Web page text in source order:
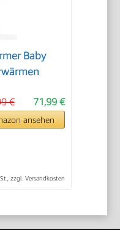
Baby
71,99 €
€
ansehen
zzgl. Versandkosten